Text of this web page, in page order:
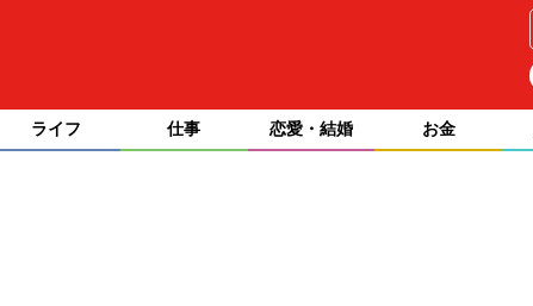
ライフ 仕事 恋愛・結婚 お金